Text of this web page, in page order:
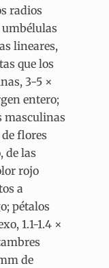
radios
umbélulas
lineares,
que los
3-5 ×
entero;
masculinas
flores
de las
rojo
a
pétalos
1.1-1.4 ×
de